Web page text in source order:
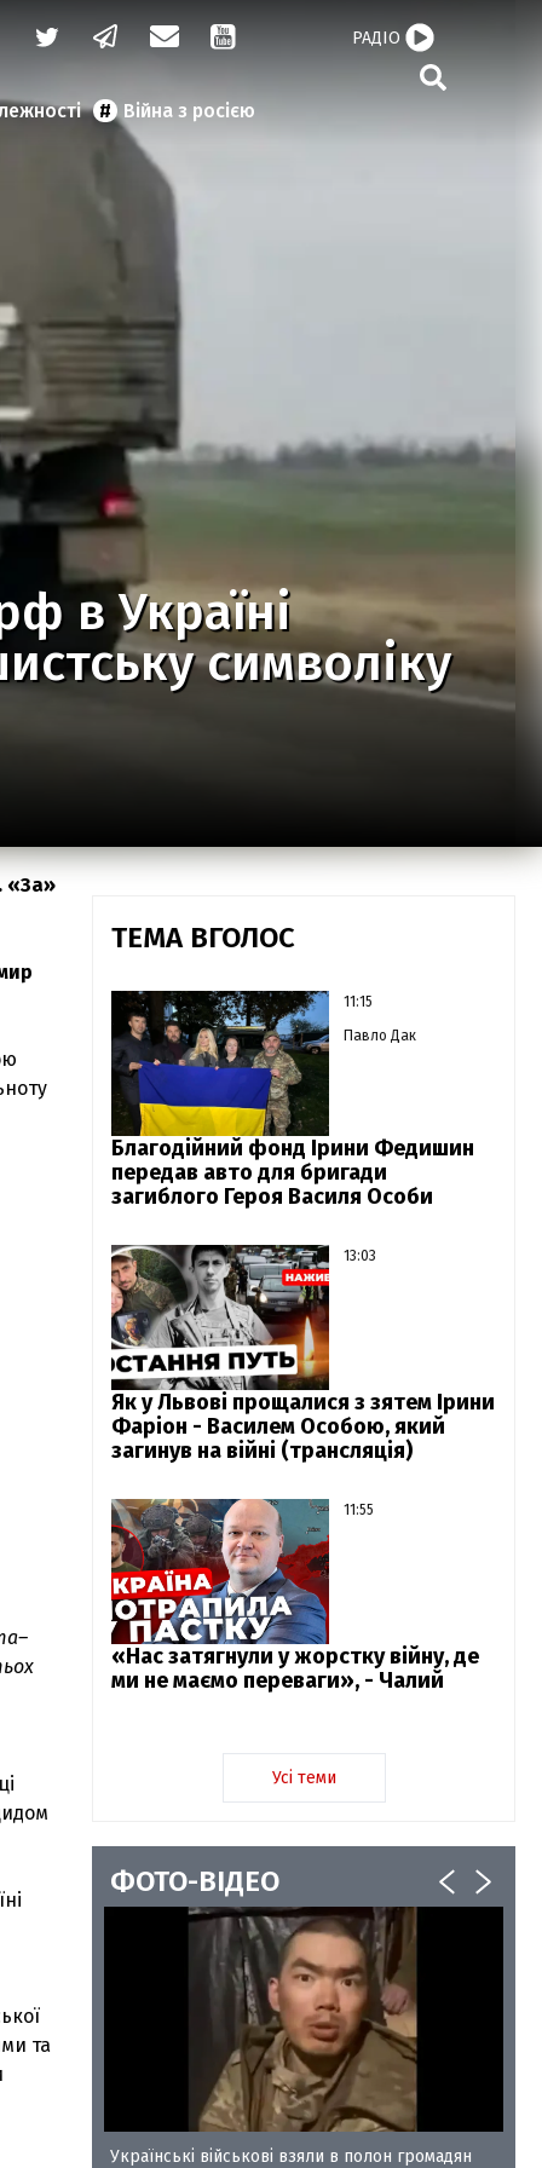
Війна з росією
РАДІО
в Україні
символіку
«За»
та
ТЕМА ВГОЛОС
11:15
Павло Дак
Благодійний фонд Ірини Федишин
передав авто для бригади
загиблого Героя Василя Особи
13:03
Як у Львові прощалися з зятем Ірини
Фаріон - Василем Особою, який
загинув на війні (трансляція)
11:55
«Нас затягнули у жорстку війну, де
ми не маємо переваги», - Чалий
Усі теми
ФОТО-ВІДЕО
Українські військові взяли в полон громадян